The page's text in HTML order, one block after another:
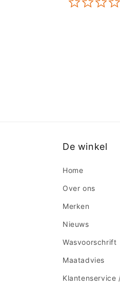
De winkel
Home
Over ons
Merken
Nieuws
Wasvoorschrift
Maatadvies
Klantenservice